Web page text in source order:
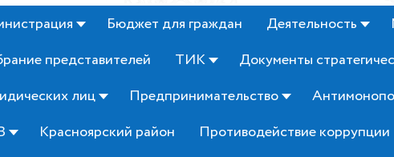
Бюджет для граждан Деятельность
представителей ТИК
Документы
лиц
Предпринимательство
Красноярский район Противодействие коррупции